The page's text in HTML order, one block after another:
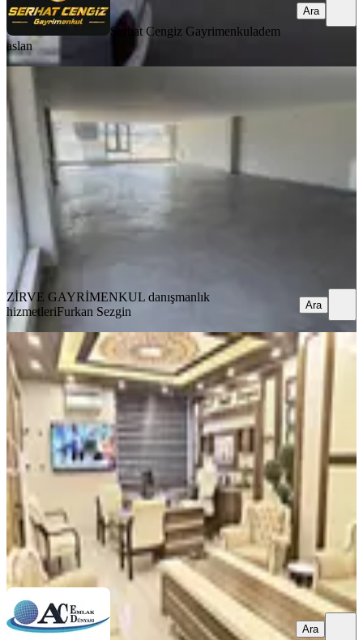
Serhat Cengiz Gayrimenkuladem
aslan
Ara
Ofis
Yenimahalle, İvedikköy Mahallesi
1 Oda·121 m² ·1. Kat·
45.000 ₺
ZİRVE GAYRİMENKUL danışmanlık hizmetleri
Ara
ZİRVE GAYRİMENKUL danışmanlık
hizmetleriFurkan Sezgin Ara
ÖNE ÇIKAN
%
Full Yapılı Eşyalı Kiralık 130 M2 Ofis
& Dükkan
Yenimahalle, Karşıyaka Mahallesi
3 Oda·140 m² Düz Giriş (Zemin) ·10.12.2024
47.000 ₺52.000 ₺
A&C Emlak DünyasıİBRAHİM IŞIK
Ara
Ara